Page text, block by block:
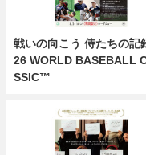
戦いの向こう 侍たちの記
26 WORLD BASEBALL
SSIC™